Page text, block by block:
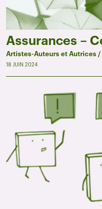
Assurances –
Artistes-Auteurs et Autrices /
18 JUIN 2024